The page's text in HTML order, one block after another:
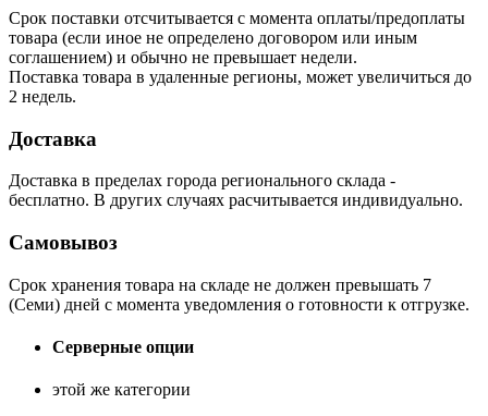
Срок поставки отсчитывается с момента оплаты/предоплаты
товара (если иное не определено договором или иным
соглашением) и обычно не превышает недели.
Поставка товара в удаленные регионы, может увеличиться до
2 недель.
Доставка
Доставка в пределах города регионального склада -
бесплатно. В других случаях расчитывается индивидуально.
Самовывоз
Срок хранения товара на складе не должен превышать 7
(Семи) дней с момента уведомления о готовности к отгрузке.
Серверные опции
этой же категории